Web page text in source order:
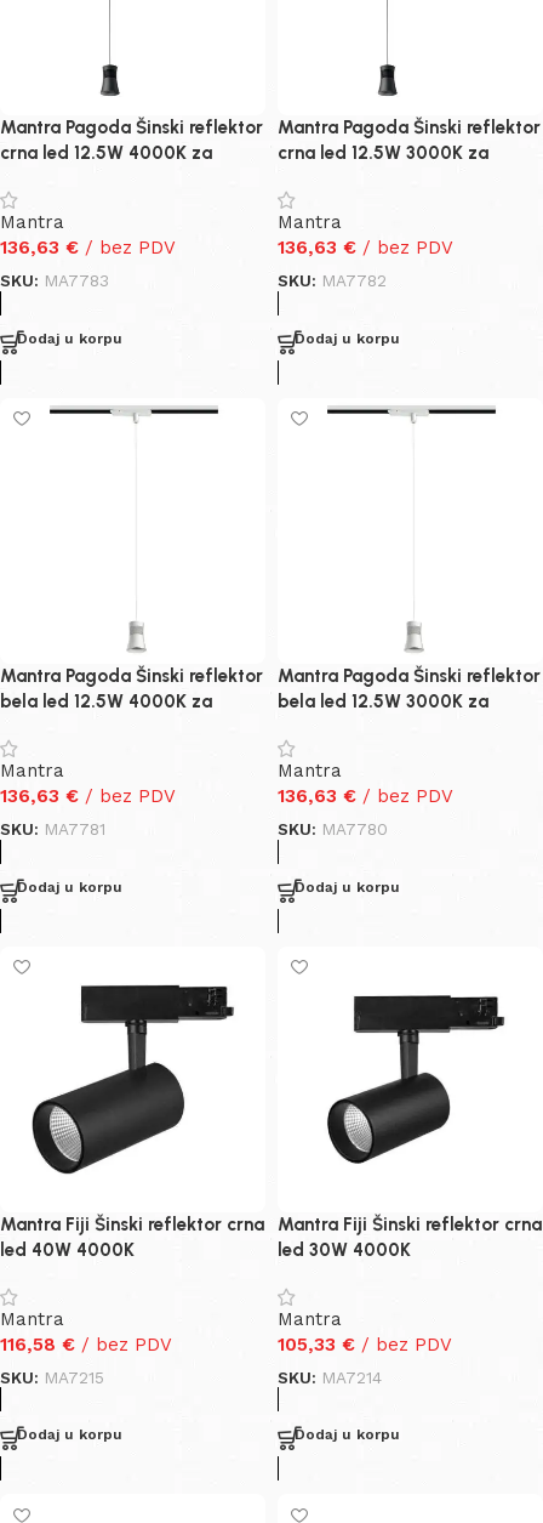
Mantra Pagoda Šinski reflektor
crna led 12.5W 4000K za
Mantra
136,63 € / bez PDV
SKU: MA7783
Dodaj u korpu
Mantra Pagoda Šinski reflektor
crna led 12.5W 3000K za
Mantra
136,63 € / bez PDV
SKU: MA7782
Dodaj u korpu
Mantra Pagoda Šinski reflektor
bela led 12.5W 4000K za
Mantra
136,63 € / bez PDV
SKU: MA7781
Dodaj u korpu
Mantra Pagoda Šinski reflektor
bela led 12.5W 3000K za
Mantra
136,63 € / bez PDV
SKU: MA7780
Dodaj u korpu
Mantra Fiji Šinski reflektor crna
led 40W 4000K
Mantra
116,58 € / bez PDV
SKU: MA7215
Dodaj u korpu
Mantra Fiji Šinski reflektor crna
led 30W 4000K
Mantra
105,33 € / bez PDV
SKU: MA7214
Dodaj u korpu